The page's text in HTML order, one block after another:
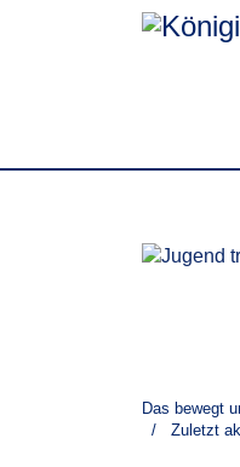
Das bewegt
Zuletzt